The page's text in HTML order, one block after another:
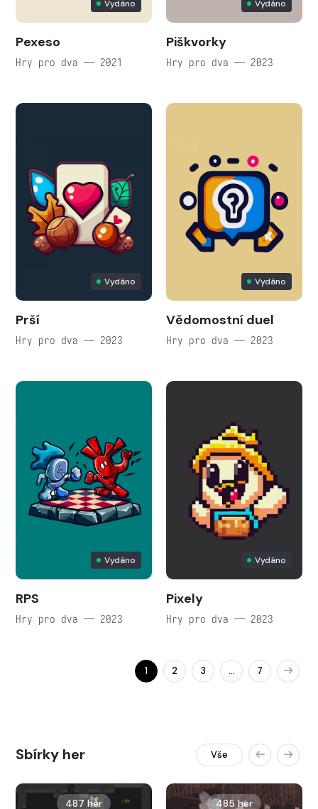
Vydáno
Pexeso
Hry pro dva — 2021
Vydáno
Piškvorky
Hry pro dva — 2023
Vydáno
Prší
Hry pro dva — 2023
Vydáno
Vědomostní duel
Hry pro dva — 2023
Vydáno
RPS
Hry pro dva — 2023
Vydáno
Pixely
Hry pro dva — 2023
1 2 3 … 7
Sbírky her Vše
487 her 485 her